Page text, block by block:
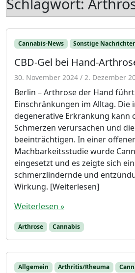
Cannabis-News Sonstige
CBD-Gel bei Hand-
30. November 2024 / 2. Dezember
Berlin – Arthrose der Hand
Einschränkungen im Alltag. Die
degenerative Erkrankung kann
Schmerzen verursachen und
beeinträchtigen. In einer
Machbarkeitsstudie wurde
eingesetzt und es zeigte sich
schmerzlindernde und
Wirkung. [Weiterlesen]
Weiterlesen »
Arthrose Cannabis
Allgemein Arthritis/Rheuma